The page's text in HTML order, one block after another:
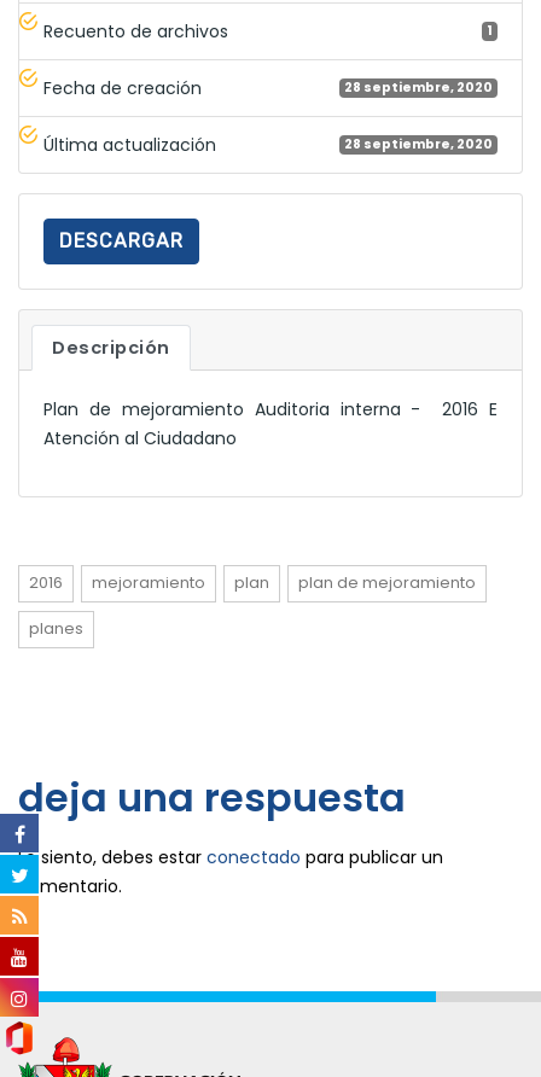
Recuento de archivos 1
Fecha de creación 28 septiembre, 2020
Última actualización 28 septiembre, 2020
DESCARGAR
Descripción
Plan de mejoramiento Auditoria interna - 2016 E
Atención al Ciudadano
2016 mejoramiento plan
plan de mejoramiento
planes
deja una respuesta
Lo siento, debes estar conectado para publicar un
comentario.